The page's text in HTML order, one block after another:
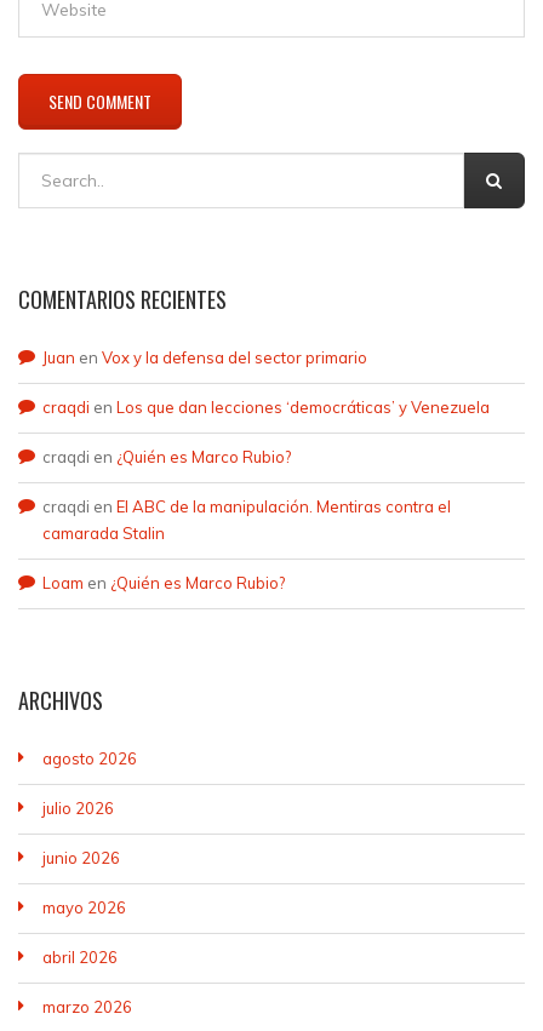
COMENTARIOS RECIENTES
Juan en Vox y la defensa del sector primario
craqdi en Los que dan lecciones ‘democráticas’ y Venezuela
craqdi en ¿Quién es Marco Rubio?
craqdi en El ABC de la manipulación. Mentiras contra el
camarada Stalin
Loam en ¿Quién es Marco Rubio?
ARCHIVOS
agosto 2026
julio 2026
junio 2026
mayo 2026
abril 2026
marzo 2026